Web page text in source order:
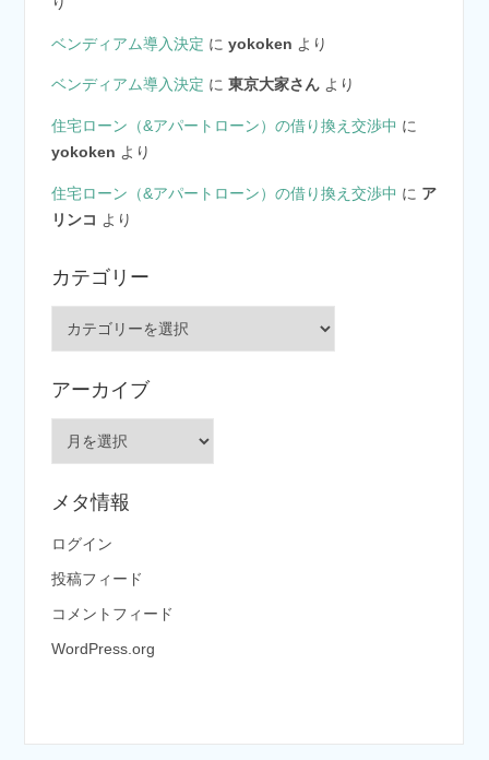
ベンディアム導入決定 に yokoken より
ベンディアム導入決定 に 東京大家さんより
住宅ローン（&アパートローン）の借り換え交渉中 に
yokoken より
住宅ローン（&アパートローン）の借り換え交渉中 に ア
リンコ より
カテゴリー
リ
ー
アーカイブ
イ
メタ情報
ログイン
投稿フィード
コメントフィード
WordPress.org